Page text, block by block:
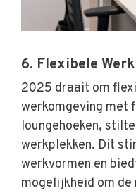
6. Flexibele
2025 draait om
werkomgeving met
loungehoeken,
werkplekken. Dit
werkvormen en
mogelijkheid om